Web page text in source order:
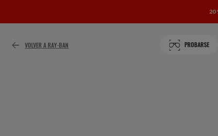
20
VOLVER A RAY-BAN PROBARSE